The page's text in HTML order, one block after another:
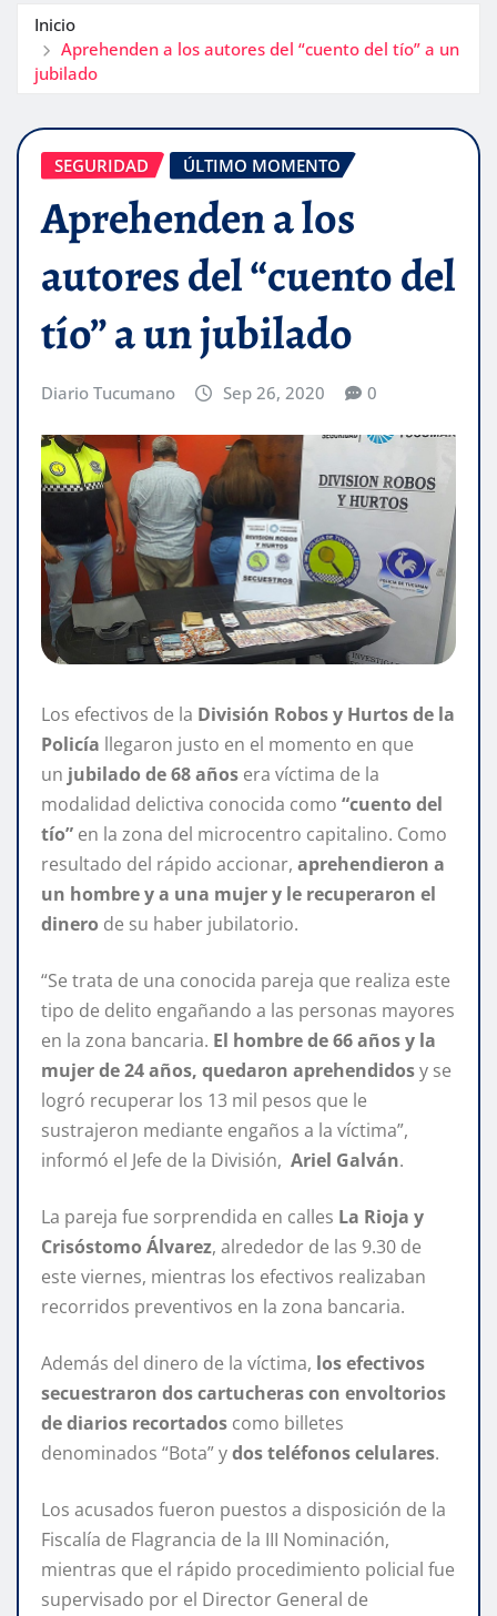
Inicio
Aprehenden a los autores del “cuento del tío” a un
jubilado
SEGURIDAD ÚLTIMO MOMENTO
Aprehenden a los
autores del “cuento del
tío” a un jubilado
Diario Tucumano Sep 26, 2020 0
Los efectivos de la División Robos y Hurtos de la
Policía llegaron justo en el momento en que
un jubilado de 68 años era víctima de la
modalidad delictiva conocida como “cuento del
tío” en la zona del microcentro capitalino. Como
resultado del rápido accionar, aprehendieron a
un hombre y a una mujer y le recuperaron el
dinero de su haber jubilatorio.
“Se trata de una conocida pareja que realiza este
tipo de delito engañando a las personas mayores
en la zona bancaria. El hombre de 66 años y la
mujer de 24 años, quedaron aprehendidosy se
logró recuperar los 13 mil pesos que le
sustrajeron mediante engaños a la víctima”,
informó el Jefe de la División, Ariel Galván.
La pareja fue sorprendida en calles La Rioja y
Crisóstomo Álvarez, alrededor de las 9.30 de
este viernes, mientras los efectivos realizaban
recorridos preventivos en la zona bancaria.
Además del dinero de la víctima, los efectivos
secuestraron dos cartucheras con envoltorios
de diarios recortados como billetes
denominados “Bota” ydos teléfonos celulares.
Los acusados fueron puestos a disposición de la
Fiscalía de Flagrancia de la III Nominación,
mientras que el rápido procedimiento policial fue
supervisado por el Director General de